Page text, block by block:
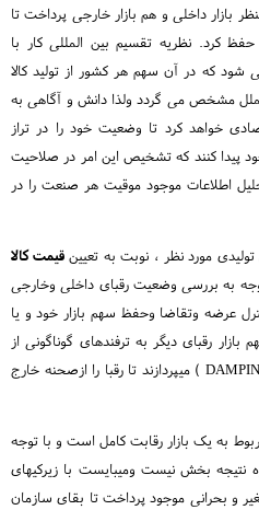
بازار داخلی و هم بازار خارجی پرداخت تا
کرد. نظریه تقسیم بین المللی کار با
شود که در آن سهم هر کشور از تولید کالا
مشخص می گردد ولذا دانش و آگاهی به
خواهد کرد تا وضعیت خود را در تراز
پیدا کنند که تشخیص این امر در صلاحیت
اطلاعات موجود موقیت هر صنعت را در
مورد نظر ، نوبت به تعیینقیمت کالا
به بررسی وضعیت رقبای داخلی وخارجی
عرضه وتقاضا وحفظ سهم بازار خود و یا
رقبای دیگر به ترفندهای گوناگونی از
جمله پایین نگه داشتن کاذب قیمت ( DAMPING ) میپردازند تا رقبا را ازصحنه خارج
به یک بازار رقابت کامل است و با توجه
نتیجه بخش نیست ومیبایست با زیرکیهای
و بحرانی موجود پرداخت تا بقای سازمان